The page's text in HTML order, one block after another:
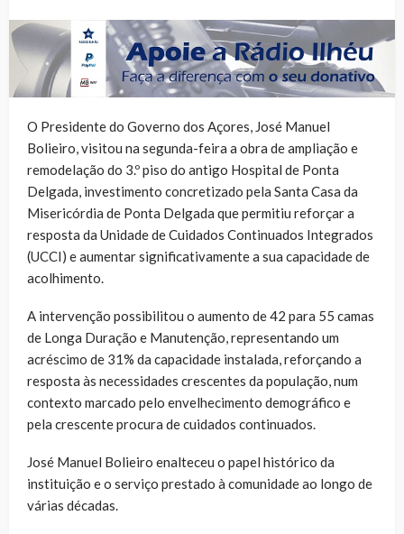
O Presidente do Governo dos Açores, José Manuel
Bolieiro, visitou na segunda-feira a obra de ampliação e
remodelação do 3.º piso do antigo Hospital de Ponta
Delgada, investimento concretizado pela Santa Casa da
Misericórdia de Ponta Delgada que permitiu reforçar a
resposta da Unidade de Cuidados Continuados Integrados
(UCCI) e aumentar significativamente a sua capacidade de
acolhimento.
A intervenção possibilitou o aumento de 42 para 55 camas
de Longa Duração e Manutenção, representando um
acréscimo de 31% da capacidade instalada, reforçando a
resposta às necessidades crescentes da população, num
contexto marcado pelo envelhecimento demográfico e
pela crescente procura de cuidados continuados.
José Manuel Bolieiro enalteceu o papel histórico da
instituição e o serviço prestado à comunidade ao longo de
várias décadas.